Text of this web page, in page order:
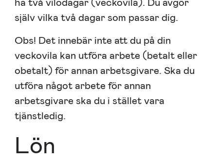
själv vilka två dagar som passar dig.
Obs! Det innebär inte att du på din
veckovila kan utföra arbete (betalt eller
obetalt) för annan arbetsgivare. Ska du
utföra något arbete för annan
arbetsgivare ska du i stället vara
tjänstledig.
Lön